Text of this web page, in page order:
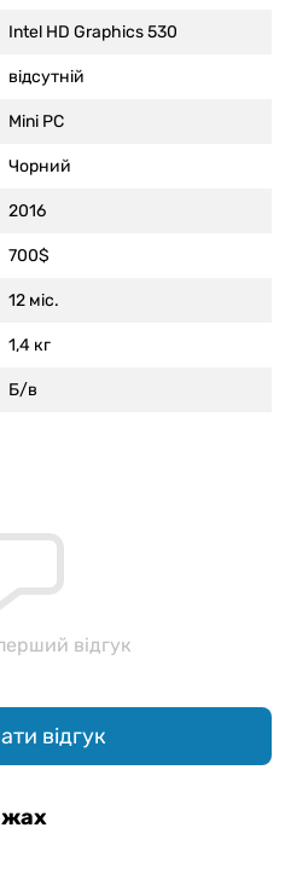
Intel HD Graphics 530
відсутній
Mini PC
Чорний
2016
700$
12 міс.
1,4 кг
Б/в
відгук
відгук